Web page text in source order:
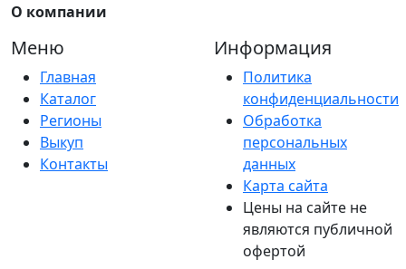
О компании
Меню
Главная
Каталог
Регионы
Выкуп
Контакты
Информация
Политика
конфиденциальности
Обработка
персональных
данных
Карта сайта
Цены на сайте не
являются публичной
офертой